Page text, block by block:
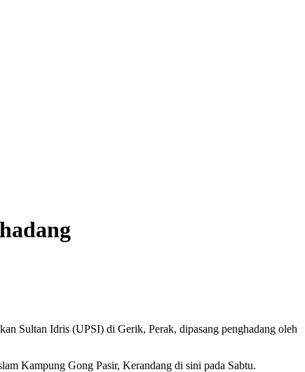
Sultan Idris (UPSI) di Gerik, Perak, dipasang penghadang oleh
Kampung Gong Pasir, Kerandang di sini pada Sabtu.